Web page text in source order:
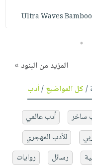
Ultra Waves Bamboo
5
المزيد من البنود »
/كل المواضيع/أدب
ساخر
أدب عالمي
الأدب المهجري
رسائل
روايات